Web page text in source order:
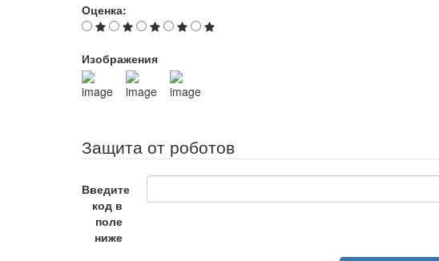
Оценка:
Изображения
Защита от роботов
Введите
код в
поле
ниже